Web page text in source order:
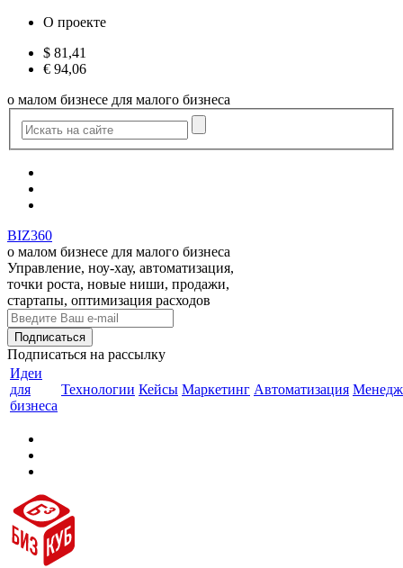
О проекте
$ 81,41
€ 94,06
о малом бизнесе для малого бизнеса
BIZ360
о малом бизнесе для малого бизнеса
Управление, ноу-хау, автоматизация,
точки роста, новые ниши, продажи,
стартапы, оптимизация расходов
Подписаться на рассылку
Идеи
для
бизнеса
Технологии Кейсы Маркетинг Автоматизация